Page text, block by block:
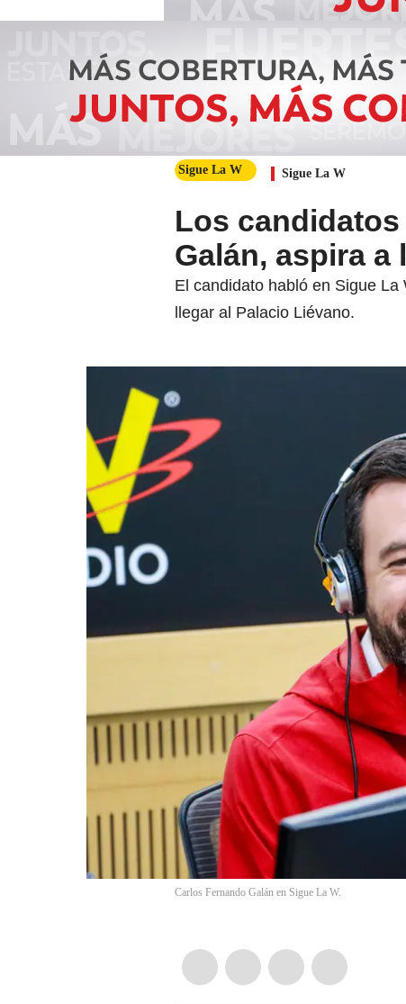
Sigue La W Sigue La W
Los
Galán, aspira a
El candidato habló en Sigue
llegar al Palacio Liévano.
Carlos Fernando Galán en Sigue La W.